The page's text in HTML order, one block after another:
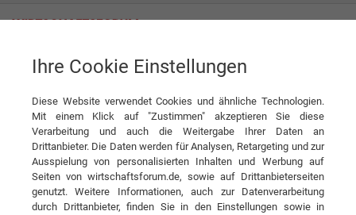
Prutscher Holzbau GmbH Mit Holz hoch hinaus
Interview Prutscher Holzbau GmbH
DIESEN ARTIKEL EMPFEHLEN
Mit Holz hoch hinaus
Ihre Cookie Einstellungen
Diese Website verwendet Cookies und ähnliche Technologien.
Mit einem Klick auf "Zustimmen" akzeptieren Sie diese
Verarbeitung und auch die Weitergabe Ihrer Daten an
Drittanbieter. Die Daten werden für Analysen, Retargeting und zur
Ausspielung von personalisierten Inhalten und Werbung auf
Seiten von wirtschaftsforum.de, sowie auf Drittanbieterseiten
genutzt. Weitere Informationen, auch zur Datenverarbeitung
durch Drittanbieter, finden Sie in den Einstellungen sowie in